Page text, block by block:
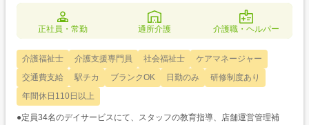
正社員・常勤 通所介護 介護職・ヘルパー
介護福祉士 介護支援専門員 社会福祉士
ケアマネージャー
交通費支給
駅チカ ブランクOK 日勤のみ
研修制度あり
年間休日110日以上
●定員34名のデイサービスにて、スタッフの教育指導、店舗運営管理補